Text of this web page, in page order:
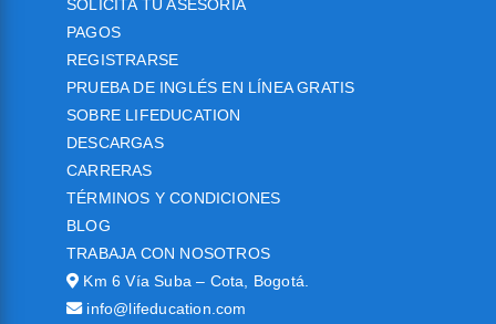
SOLICITA TU ASESORÍA
PAGOS
REGISTRARSE
PRUEBA DE INGLÉS EN LÍNEA GRATIS
SOBRE LIFEDUCATION
DESCARGAS
CARRERAS
TÉRMINOS Y CONDICIONES
BLOG
TRABAJA CON NOSOTROS
Km 6 Vía Suba – Cota, Bogotá.
info@lifeducation.com